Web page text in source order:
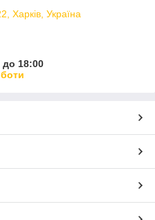
Харків, Україна
до 18:00